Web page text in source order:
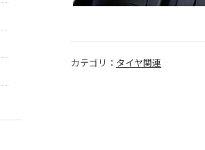
カテゴリ： タイヤ関連